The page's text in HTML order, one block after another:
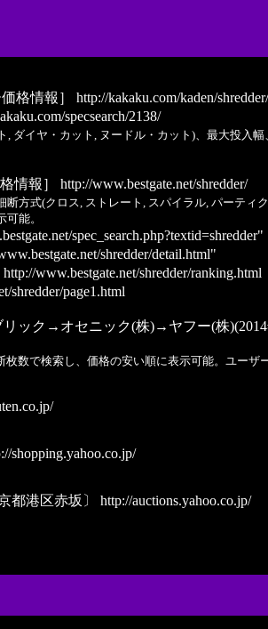
格情報］
http://kakaku.com/kaden/shredder/
specsearch/2138/
ダイヤ・カット, ヌードル・カット)、最大投
情報］ http://www.bestgate.net/shredder/
方式(クロス, ストレート, スパイラル, パーテ
能。
spec_search.php?textid=shredder"
shredder/detail.html"
http://www.bestgate.net/shredder/ranking.html
shredder/page1.html
ック→オセニック(株)→ヤフー(株
数で検索し、価格の安い順に表示可能。ユーザ
shopping.yahoo.co.jp/
都港区赤坂〕 http://auctions.yahoo.co.jp/